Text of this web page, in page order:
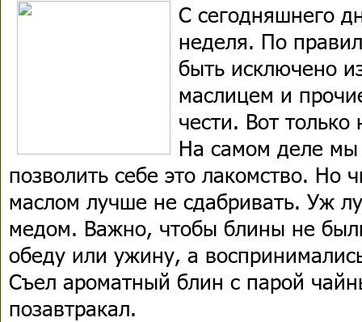
С сегодняшнего
неделя. По
быть исключено
маслицем и
чести. Вот
На самом деле
позволить себе это лакомство. Но
маслом лучше не сдабривать. Уж
медом. Важно, чтобы блины не
обеду или ужину, а
Съел ароматный блин с парой
позавтракал.